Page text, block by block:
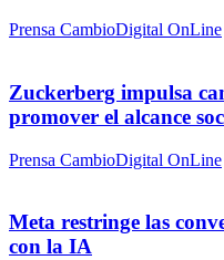
Prensa CambioDigital OnLine
Zuckerberg impulsa
promover el alcance
Prensa CambioDigital OnLine
Meta restringe las
con la IA